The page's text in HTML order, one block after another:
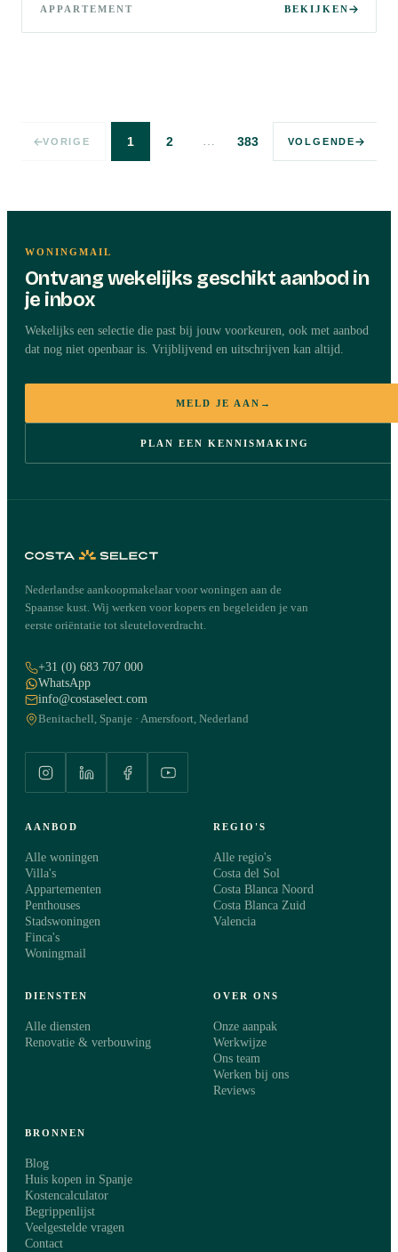
APPARTEMENT BEKIJKEN
VORIGE 1 2 … 383 VOLGENDE
WONINGMAIL
Ontvang wekelijks geschikt aanbod in
je inbox
Wekelijks een selectie die past bij jouw voorkeuren, ook met aanbod
dat nog niet openbaar is. Vrijblijvend en uitschrijven kan altijd.
MELD JE AAN →
PLAN EEN KENNISMAKING
Nederlandse aankoopmakelaar voor woningen aan de
Spaanse kust. Wij werken voor kopers en begeleiden je van
eerste oriëntatie tot sleuteloverdracht.
+31 (0) 683 707 000
WhatsApp
info@costaselect.com
Benitachell, Spanje · Amersfoort, Nederland
AANBOD
Alle woningen
Villa's
Appartementen
Penthouses
Stadswoningen
Finca's
Woningmail
REGIO'S
Alle regio's
Costa del Sol
Costa Blanca Noord
Costa Blanca Zuid
Valencia
DIENSTEN
Alle diensten
Renovatie & verbouwing
OVER ONS
Onze aanpak
Werkwijze
Ons team
Werken bij ons
Reviews
BRONNEN
Blog
Huis kopen in Spanje
Kostencalculator
Begrippenlijst
Veelgestelde vragen
Contact